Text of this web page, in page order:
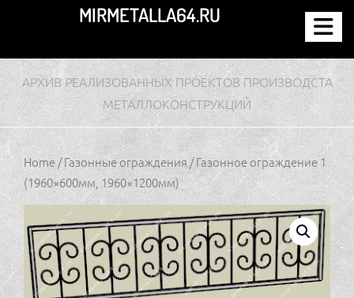
содержимому
MIRMETALLA64.RU
АРХИВ РЕАЛИЗОВАННЫХ ПРОЕКТОВ ПРОИЗВОДСТА
МЕТАЛЛОКОНСТРУКЦИЙ
Home/Газонные ограждения/ Газонное ограждение 1
(1960×600мм, 1960×1200мм)